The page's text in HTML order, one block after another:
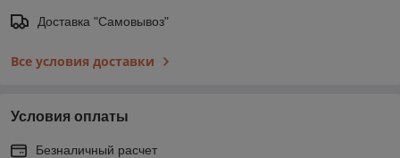
Доставка "Самовывоз"
Все условия доставки
Условия оплаты
Безналичный расчет